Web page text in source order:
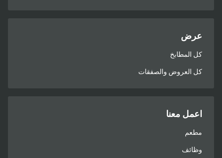
عرض
كل المطابخ
كل العروض والصفقات
اعمل معنا
مطعم
وظائف